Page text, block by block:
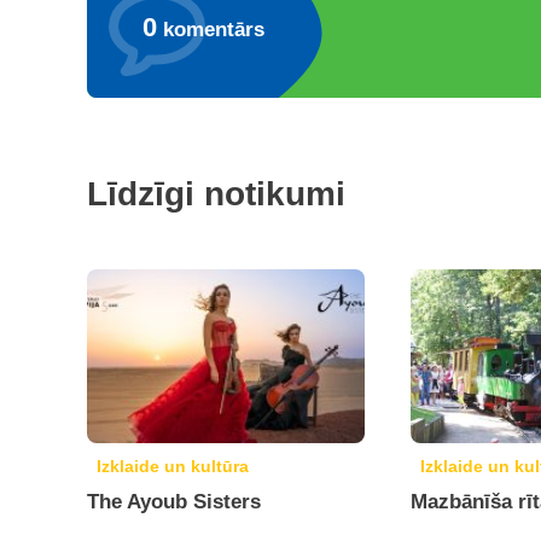
0 komentārs
Līdzīgi notikumi
Izklaide un kultūra
The Ayoub Sisters
Izklaide un
Mazbānīša